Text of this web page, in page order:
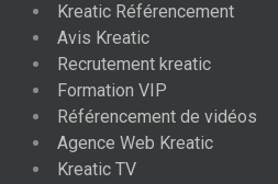
Kreatic Référencement
Avis Kreatic
Recrutement kreatic
Formation VIP
Référencement de vidéos
Agence Web Kreatic
Kreatic TV